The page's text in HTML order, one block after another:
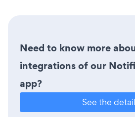
Need to know more
integrations of our
app?
See the